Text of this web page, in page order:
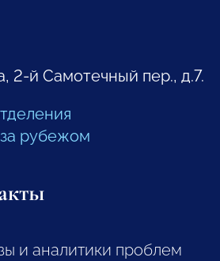
2-й Самотечный пер., д.7.
рубежом
и аналитики проблем